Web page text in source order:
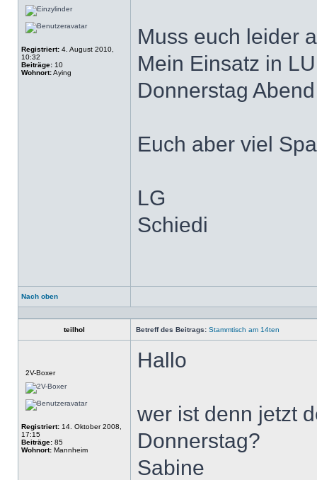
Registriert: 4. August 2010,
10:32
Beiträge: 10
Wohnort:Aying
Muss euch leider
Mein Einsatz in
Donnerstag
Euch aber viel
LG
Schiedi
Nach oben
Profil
teilhol Betreff des Beitrags: Stammtisch am 14ten
2V-Boxer
Registriert: 14. Oktober 2008,
17:15
Beiträge: 85
Wohnort: Mannheim
Hallo
wer ist denn jetzt
Donnerstag?
Sabine